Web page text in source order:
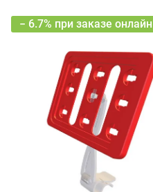
− 6.7% при заказе онлайн